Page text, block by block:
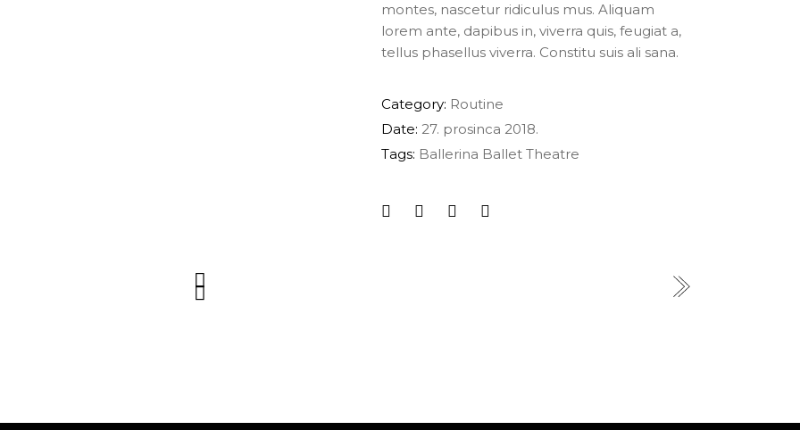
montes, nascetur ridiculus mus. Aliquam
lorem ante, dapibus in, viverra quis, feugiat a,
tellus phasellus viverra. Constitu suis ali sana.
Category: Routine
Date: 27. prosinca 2018.
Tags: Ballerina Ballet Theatre